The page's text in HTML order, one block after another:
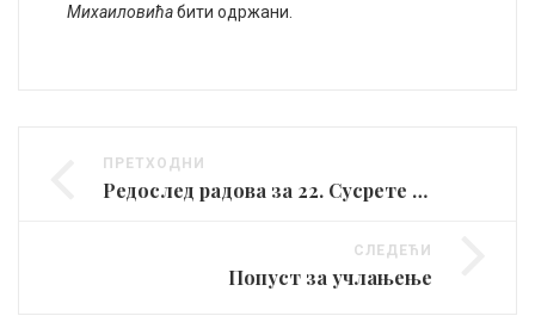
Михаиловићабити одржани.
ПРЕТХОДНИ
Редослед радова за 22. Сусрете библиографа
СЛЕДЕЋИ
Попуст за учлањење